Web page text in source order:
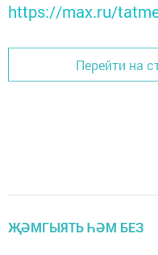
https://max.ru/
Перейти на
ҖӘМГЫЯТЬ ҺӘМ БЕЗ